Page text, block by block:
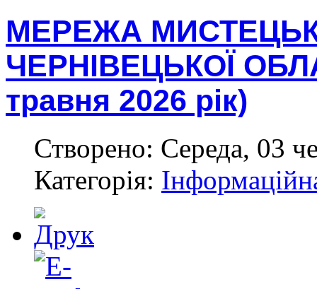
МЕРЕЖА
ЧЕРНІВЕЦЬКОЇ
травня 2026 рік)
Створено: Середа, 03
Категорія: